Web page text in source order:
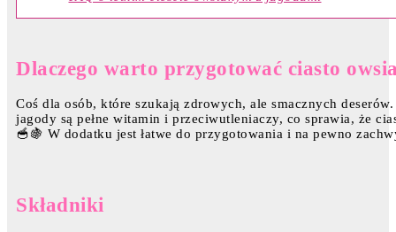
Dlaczego warto przygotować ciasto
Coś dla osób, które szukają zdrowych, ale smacznych
jagody są pełne witamin i przeciwutleniaczy, co sprawia, że
🥣🍇 W dodatku jest łatwe do przygotowania i na pewno
Składniki